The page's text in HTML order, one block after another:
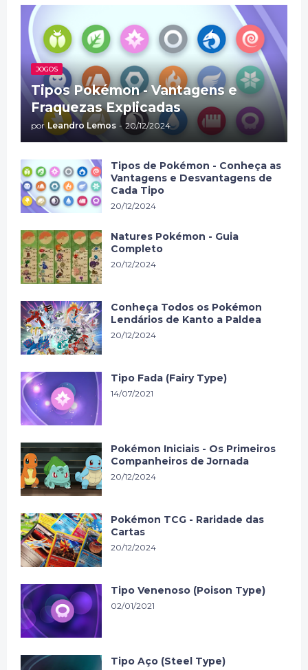
JOGOS
Tipos Pokémon - Vantagens e
Fraquezas Explicadas
por Leandro Lemos - 20/12/2024
Tipos de Pokémon - Conheça as
Vantagens e Desvantagens de
Cada Tipo
20/12/2024
Natures Pokémon - Guia
Completo
20/12/2024
Conheça Todos os Pokémon
Lendários de Kanto a Paldea
20/12/2024
Tipo Fada (Fairy Type)
14/07/2021
Pokémon Iniciais - Os Primeiros
Companheiros de Jornada
20/12/2024
Pokémon TCG - Raridade das
Cartas
20/12/2024
Tipo Venenoso (Poison Type)
02/01/2021
Tipo Aço (Steel Type)